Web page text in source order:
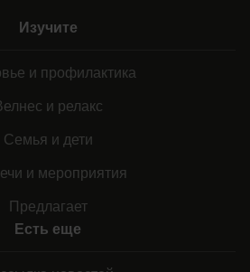
Изучите
и профилактика
и релакс
Семья и дети
и мероприятия
Предлагает
Есть еще